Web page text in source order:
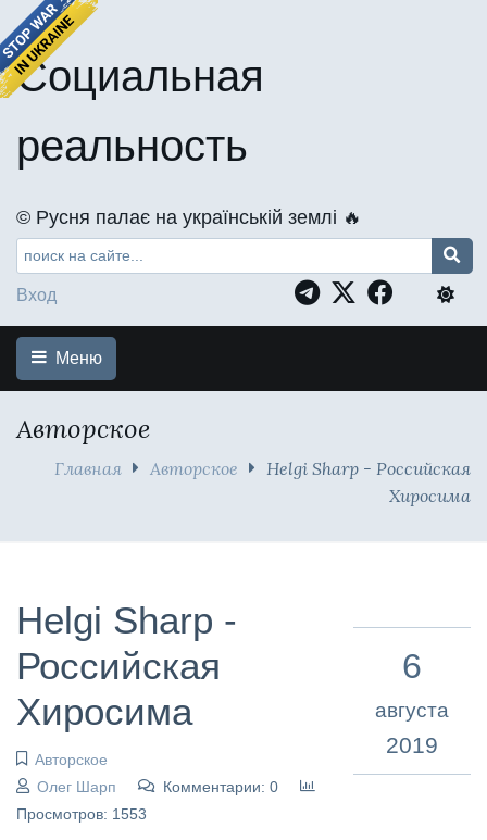
Социальная
реальность
©️ Русня палає на українській землі 🔥
Вход
Меню
Авторское
Главная Авторское
Helgi Sharp - Российская
Хиросима
Helgi Sharp -
Российская
Хиросима
Авторское
Олег Шарп
Комментарии: 0
Просмотров: 1553
6
августа
2019